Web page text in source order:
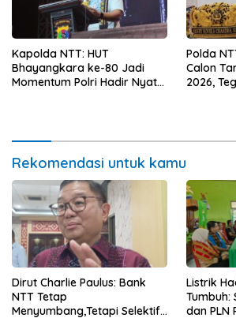
Kapolda NTT: HUT
Bhayangkara ke-80 Jadi
Momentum Polri Hadir Nyata
Polda
Calon
2026,
Rekomendasi untuk kamu
Dirut Charlie Paulus: Bank
NTT Tetap
Menyumbang,Tetapi Selektif
Listrik
Tumbuh:
dan PLN